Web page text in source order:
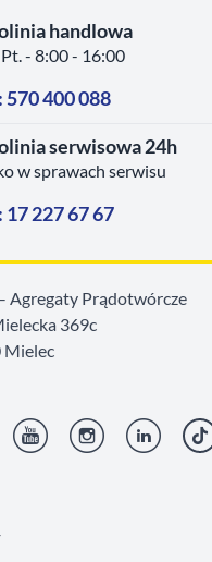
handlowa
- 8:00 - 16:00
570 400 088
serwisowa 24h
w sprawach serwisu
227 67 67
Agregaty Prądotwórcze
369c
Mielec